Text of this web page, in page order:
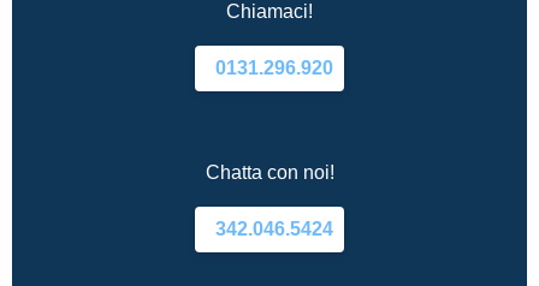
Chiamaci!
0131.296.920
Chatta con noi!
342.046.5424